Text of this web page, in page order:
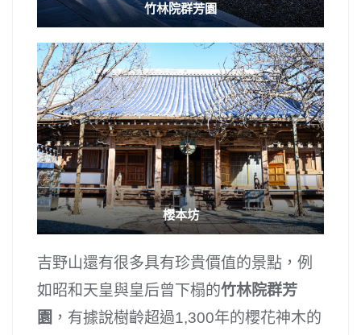
竹林院群芳園
櫻本坊
吉野山還有很多具有珍貴價值的景點，例
如昭和天皇與皇后曾下榻的竹林院群芳
園 ，有據說樹齡超過1,300年的櫻花神木的